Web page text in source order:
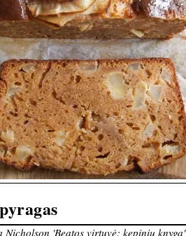
Nicholson 'Beatos virtuvė: kepinių knyga'